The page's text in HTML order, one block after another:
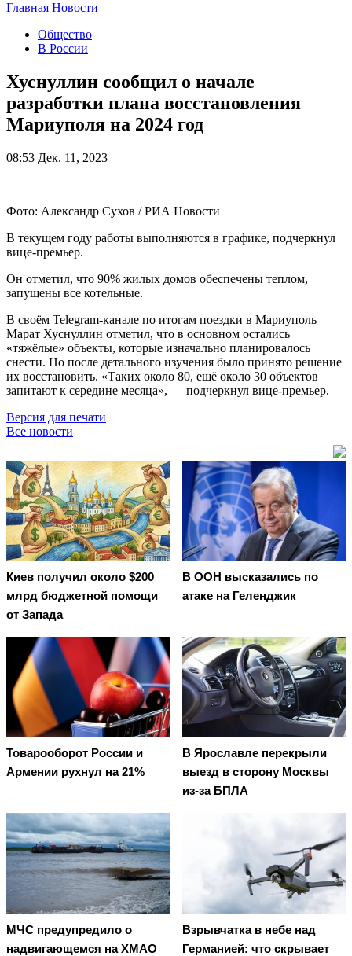
Главная Новости
Общество
В России
Хуснуллин сообщил о начале
разработки плана восстановления
Мариуполя на 2024 год
08:53 Дек. 11, 2023
Фото: Александр Сухов / РИА Новости
В текущем году работы выполняются в графике, подчеркнул
вице-премьер.
Он отметил, что 90% жилых домов обеспечены теплом,
запущены все котельные.
В своём Telegram-канале по итогам поездки в Мариуполь
Марат Хуснуллин отметил, что в основном остались
«тяжёлые» объекты, которые изначально планировалось
снести. Но после детального изучения было принято решение
их восстановить. «Таких около 80, ещё около 30 объектов
запитают к середине месяца», — подчеркнул вице-премьер.
Версия для печати
Все новости
Киев получил около $200
млрд бюджетной помощи
от Запада
В ООН высказались по
атаке на Геленджик
Товарооборот России и
Армении рухнул на 21%
В Ярославле перекрыли
выезд в сторону Москвы
из-за БПЛА
МЧС предупредило о
надвигающемся на ХМАО
Взрывчатка в небе над
Германией: что скрывает